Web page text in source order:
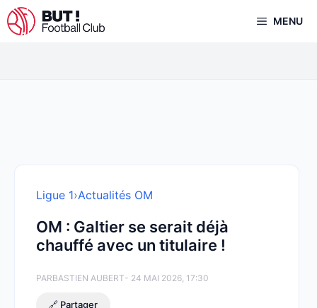
Aller
au
MENU
Ligue 1›Actualités OM
OM : Galtier se serait déjà
chauffé avec un titulaire !
PARBASTIEN AUBERT- 24 MAI 2026, 17:30
🔗 Partager